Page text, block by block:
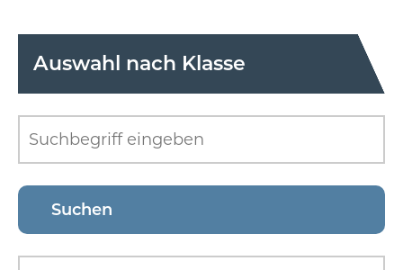
Auswahl nach Klasse